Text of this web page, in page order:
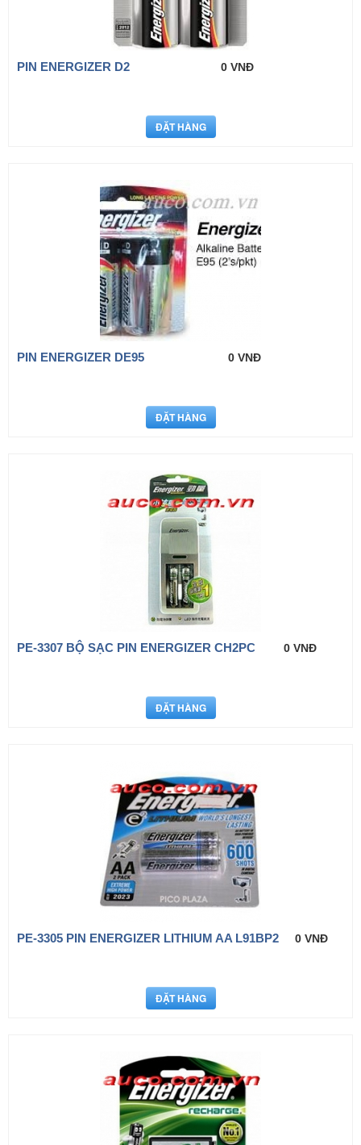
PIN ENERGIZER D2 0 VNĐ
PIN ENERGIZER DE95 0 VNĐ
PE-3307 BỘ SẠC PIN ENERGIZER CH2PC 0 VNĐ
PE-3305 PIN ENERGIZER LITHIUM AA L91BP2 0 VNĐ